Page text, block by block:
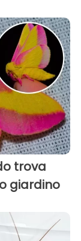
trova
giardino